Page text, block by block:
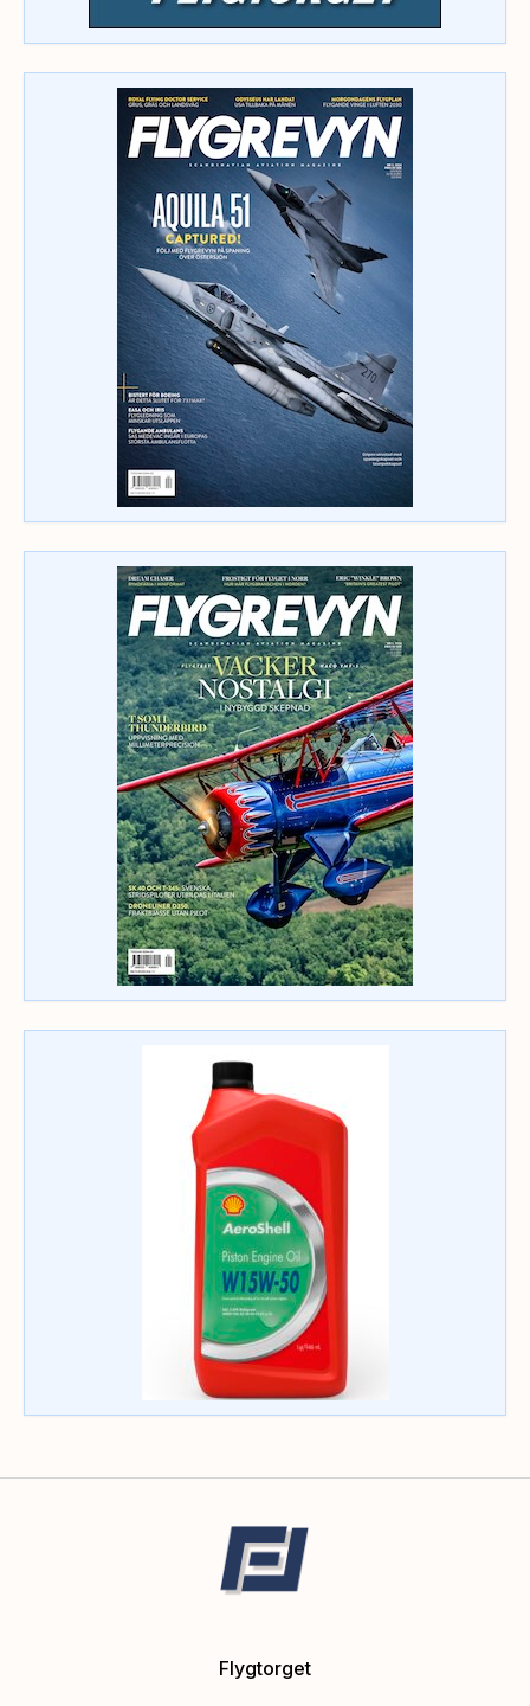
Flygtorget